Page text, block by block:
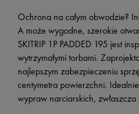
Ochrona na całym obwodzie?
A może wygodne, szerokie
SKITRIP 1P PADDED 195 jest
wytrzymałymi torbami.
najlepszym zabezpieczeniu
centymetra powierzchni.
wypraw narciarskich, zwłaszcza